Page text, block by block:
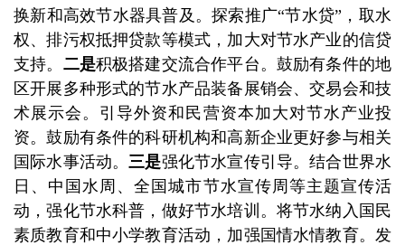
换新和高效节水器具普及。探索推广“节水贷”，取水
权、排污权抵押贷款等模式，加大对节水产业的信贷
支持。 二是积极搭建交流合作平台。鼓励有条件的地
区开展多种形式的节水产品装备展销会、交易会和技
术展示会。引导外资和民营资本加大对节水产业投
资。鼓励有条件的科研机构和高新企业更好参与相关
国际水事活动。三是强化节水宣传引导。结合世界水
日、中国水周、全国城市节水宣传周等主题宣传活
动，强化节水科普，做好节水培训。将节水纳入国民
素质教育和中小学教育活动，加强国情水情教育。发